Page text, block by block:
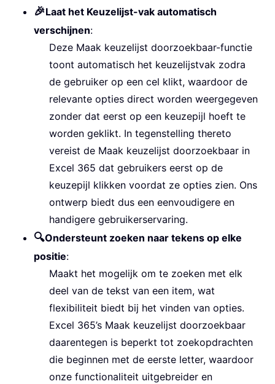
🎉Laat het Keuzelijst-vak automatisch
verschijnen:
Deze Maak keuzelijst doorzoekbaar-functie
toont automatisch het keuzelijstvak zodra
de gebruiker op een cel klikt, waardoor de
relevante opties direct worden weergegeven
zonder dat eerst op een keuzepijl hoeft te
worden geklikt. In tegenstelling thereto
vereist de Maak keuzelijst doorzoekbaar in
Excel 365 dat gebruikers eerst op de
keuzepijl klikken voordat ze opties zien. Ons
ontwerp biedt dus een eenvoudigere en
handigere gebruikerservaring.
🔍Ondersteunt zoeken naar tekens op elke
positie:
Maakt het mogelijk om te zoeken met elk
deel van de tekst van een item, wat
flexibiliteit biedt bij het vinden van opties.
Excel 365’s Maak keuzelijst doorzoekbaar
daarentegen is beperkt tot zoekopdrachten
die beginnen met de eerste letter, waardoor
onze functionaliteit uitgebreider en